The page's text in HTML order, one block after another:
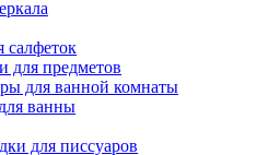
салфеток
для предметов
для ванной комнаты
ванны
для писсуаров